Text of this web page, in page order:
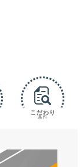
こだわり
条件